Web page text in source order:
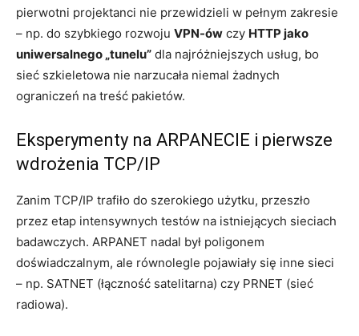
pierwotni projektanci nie przewidzieli w pełnym zakresie
– np. do szybkiego rozwoju VPN-ów czy HTTP jako
uniwersalnego „tunelu” dla najróżniejszych usług, bo
sieć szkieletowa nie narzucała niemal żadnych
ograniczeń na treść pakietów.
Eksperymenty na ARPANECIE i pierwsze
wdrożenia TCP/IP
Zanim TCP/IP trafiło do szerokiego użytku, przeszło
przez etap intensywnych testów na istniejących sieciach
badawczych. ARPANET nadal był poligonem
doświadczalnym, ale równolegle pojawiały się inne sieci
– np. SATNET (łączność satelitarna) czy PRNET (sieć
radiowa).